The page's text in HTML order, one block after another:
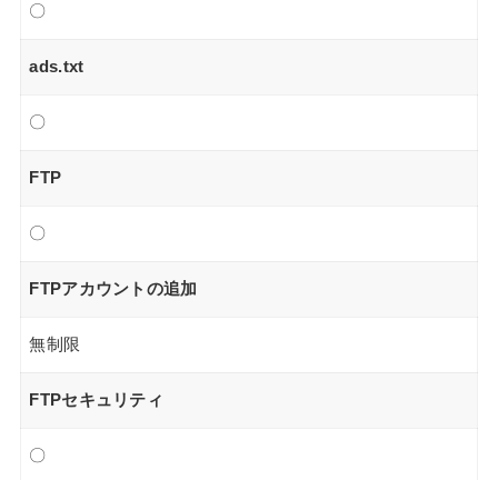
〇
ads.txt
〇
FTP
〇
FTPアカウントの追加
無制限
FTPセキュリティ
〇